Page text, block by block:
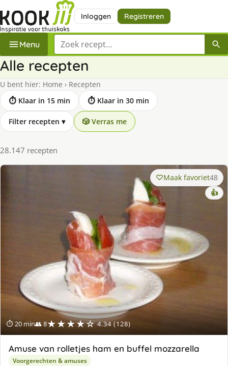
Inloggen Registreren
Menu Zoek een recept
Alle recepten
U bent hier: Home › Recepten
⏱ Klaar in 15 min
⏱ Klaar in 30 min
Filter recepten ▾ 🎲 Verras me
28.147 recepten
⏱ 20 min👥 8★★★★☆ 4.34 (128)
Maak favoriet48
👍
Amuse van rolletjes ham en buffel mozzarella
Voorgerechten & amuses